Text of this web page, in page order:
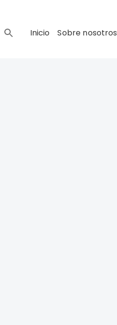
Inicio Sobre nosotros